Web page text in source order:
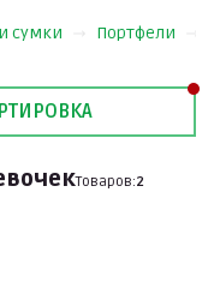
сумки Портфели
Товаров:2